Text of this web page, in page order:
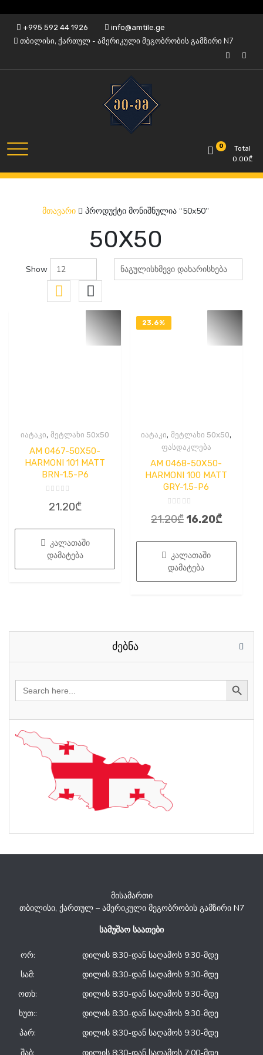
content
+995 592 44 1926 info@amtile.ge
თბილისი, ქართულ - ამერიკული მეგობრობის გამზირი N7
AMTile
ყოველთვის მაღალი ხარისხი. 0
Total
0.00₾
მთავარი პროდუქტი მონიშნულია “50x50”
50X50
Show
იატაკი,მეტლახი 50x50
AM 0467-50X50-
HARMONI 101 MATT
BRN-1.5-P6
0
დან
21.20₾
კალათაში
დამატება
23.6%
იატაკი,მეტლახი 50x50,
ფასდაკლება
AM 0468-50X50-
HARMONI 100 MATT
GRY-1.5-P6
0
დან
21.20₾ Original
was:
21.20₾.
16.20₾Current
კალათაში
დამატება
ძებნა
Search
for:
მისამართი
თბილისი, ქართულ – ამერიკული მეგობრობის გამზირი N7
სამუშაო საათები
ორ:
დილის 8:30-დან საღამოს 9:30-მდე
სამ:
დილის 8:30-დან საღამოს 9:30-მდე
ოთხ:
დილის 8:30-დან საღამოს 9:30-მდე
ხუთ::
დილის 8:30-დან საღამოს 9:30-მდე
პარ:
დილის 8:30-დან საღამოს 9:30-მდე